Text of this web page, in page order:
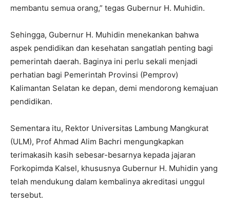
membantu semua orang,” tegas Gubernur H. Muhidin.
Sehingga, Gubernur H. Muhidin menekankan bahwa
aspek pendidikan dan kesehatan sangatlah penting bagi
pemerintah daerah. Baginya ini perlu sekali menjadi
perhatian bagi Pemerintah Provinsi (Pemprov)
Kalimantan Selatan ke depan, demi mendorong kemajuan
pendidikan.
Sementara itu, Rektor Universitas Lambung Mangkurat
(ULM), Prof Ahmad Alim Bachri mengungkapkan
terimakasih kasih sebesar-besarnya kepada jajaran
Forkopimda Kalsel, khususnya Gubernur H. Muhidin yang
telah mendukung dalam kembalinya akreditasi unggul
tersebut.